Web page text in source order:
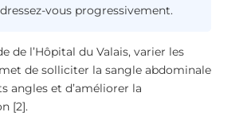
vous progressivement.
de l’Hôpital du Valais, varier les
de solliciter la sangle abdominale
angles et d’améliorer la
[2].